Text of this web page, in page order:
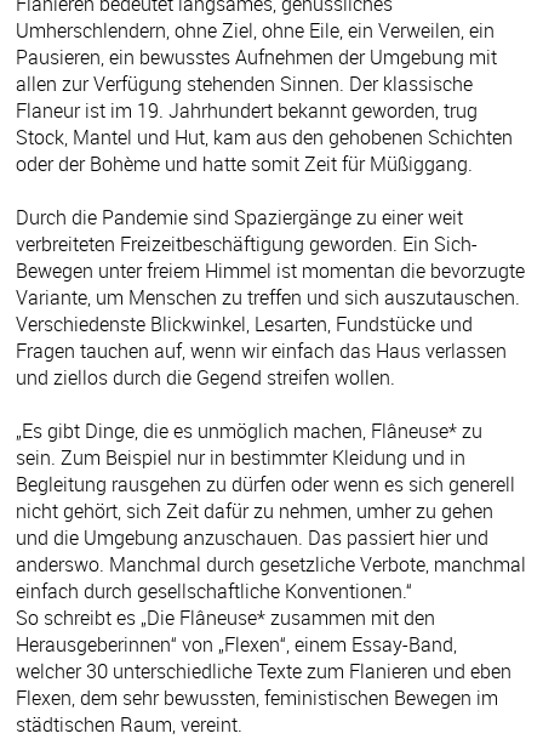
Umherschlendern, ohne Ziel, ohne Eile, ein Verweilen, ein
Pausieren, ein bewusstes Aufnehmen der Umgebung mit
allen zur Verfügung stehenden Sinnen. Der klassische
Flaneur ist im 19. Jahrhundert bekannt geworden, trug
Stock, Mantel und Hut, kam aus den gehobenen Schichten
oder der Bohème und hatte somit Zeit für Müßiggang.
Durch die Pandemie sind Spaziergänge zu einer weit
verbreiteten Freizeitbeschäftigung geworden. Ein Sich-
Bewegen unter freiem Himmel ist momentan die bevorzugte
Variante, um Menschen zu treffen und sich auszutauschen.
Verschiedenste Blickwinkel, Lesarten, Fundstücke und
Fragen tauchen auf, wenn wir einfach das Haus verlassen
und ziellos durch die Gegend streifen wollen.
„Es gibt Dinge, die es unmöglich machen, Flâneuse* zu
sein. Zum Beispiel nur in bestimmter Kleidung und in
Begleitung rausgehen zu dürfen oder wenn es sich generell
nicht gehört, sich Zeit dafür zu nehmen, umher zu gehen
und die Umgebung anzuschauen. Das passiert hier und
anderswo. Manchmal durch gesetzliche Verbote, manchmal
einfach durch gesellschaftliche Konventionen.“
So schreibt es „Die Flâneuse* zusammen mit den
Herausgeberinnen“ von „Flexen“, einem Essay-Band,
welcher 30 unterschiedliche Texte zum Flanieren und eben
Flexen, dem sehr bewussten, feministischen Bewegen im
städtischen Raum, vereint.